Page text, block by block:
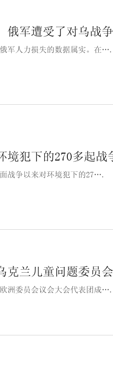
俄军遭受了对乌战
军人力损失的数据属实。在….
境犯下的270多起战
战争以来对环境犯下的27….
克兰儿童问题委员会
洲委员会议会大会代表团成….